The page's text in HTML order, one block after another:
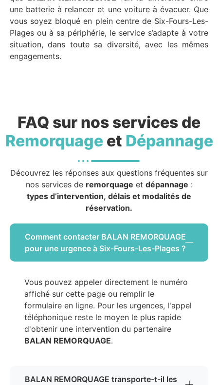
une batterie à relancer et une voiture à évacuer. Que
vous soyez bloqué en plein centre de Six-Fours-Les-
Plages ou à sa périphérie, le service s’adapte à votre
situation, dans toute sa diversité, avec les mêmes
engagements.
FAQ sur nos services de
Remorquageet Dépannage
Découvrez les réponses aux questions fréquentes sur
nos services de remorquage et dépannage :
types d’intervention, délais et modalités de
réservation.
Comment contacter BALAN REMORQUAGE
pour une urgence à Six-Fours-Les-Plages ?
Vous pouvez appeler directement le numéro
affiché sur cette page ou remplir le
formulaire en ligne. Pour les urgences, l'appel
téléphonique reste le moyen le plus rapide
d'obtenir une intervention du partenaire
BALAN REMORQUAGE.
BALAN REMORQUAGE transporte-t-il les